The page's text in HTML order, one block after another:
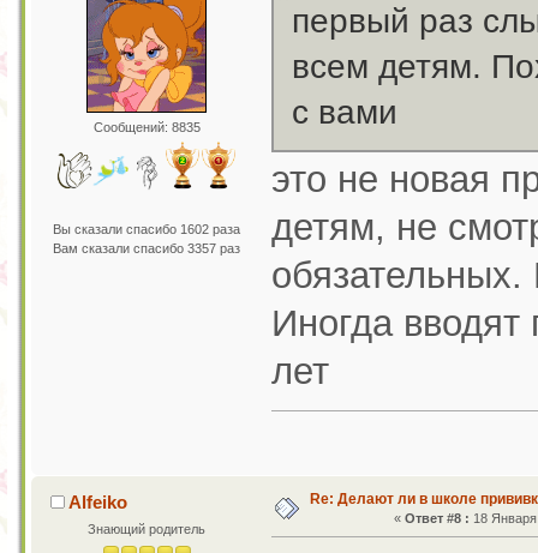
Сообщений: 8835
Вы сказали спасибо 1602 раза
Вам сказали спасибо 3357 раз
первый раз
всем детям.
с вами
это не новая
детям, не
Иногда
лет
Alfeiko
Знающий родитель
Re: Делают ли в школе
« Ответ #8 : 18